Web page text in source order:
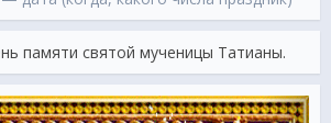
памяти святой мученицы Татианы.